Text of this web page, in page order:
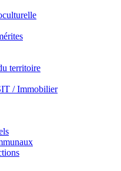
territoire
/ Immobilier